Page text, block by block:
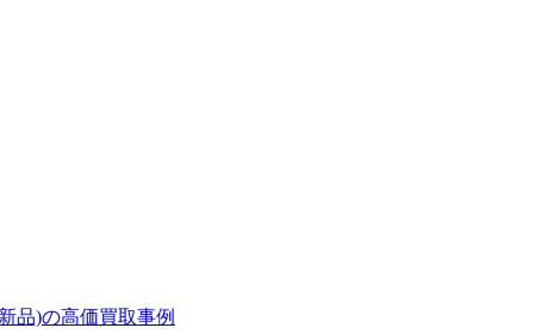
品)の高価買取事例